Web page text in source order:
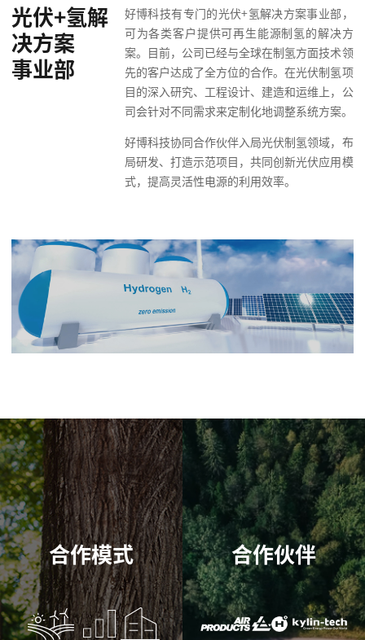
光伏+氢解
决方案
事业部
好博科技有专门的光伏+氢解决方案事业部，
可为各类客户提供可再生能源制氢的解决方
案。目前，公司已经与全球在制氢方面技术领
先的客户达成了全方位的合作。在光伏制氢项
目的深入研究、工程设计、建造和运维上，公
司会针对不同需求来定制化地调整系统方案。
好博科技协同合作伙伴入局光伏制氢领域，布
局研发、打造示范项目，共同创新光伏应用模
式，提高灵活性电源的利用效率。
合作模式 合作伙伴